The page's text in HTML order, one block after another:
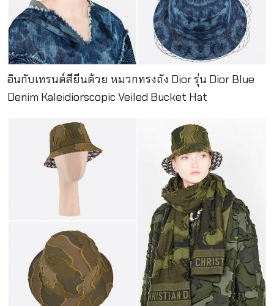
อินกับเทรนด์สียีนด้วย หมวกทรงถัง Dior รุ่น Dior Blue
Denim Kaleidiorscopic Veiled Bucket Hat